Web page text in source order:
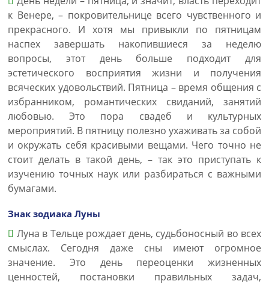
к Венере, – покровительнице всего чувственного и
прекрасного. И хотя мы привыкли по пятницам
наспех завершать накопившиеся за неделю
вопросы, этот день больше подходит для
эстетического восприятия жизни и получения
всяческих удовольствий. Пятница – время общения с
избранником, романтических свиданий, занятий
любовью. Это пора свадеб и культурных
мероприятий. В пятницу полезно ухаживать за собой
и окружать себя красивыми вещами. Чего точно не
стоит делать в такой день, – так это приступать к
изучению точных наук или разбираться с важными
бумагами.
Знак зодиака Луны
Луна в Тельце рождает день, судьбоносный во всех
смыслах. Сегодня даже сны имеют огромное
значение. Это день переоценки жизненных
ценностей, постановки правильных задач,